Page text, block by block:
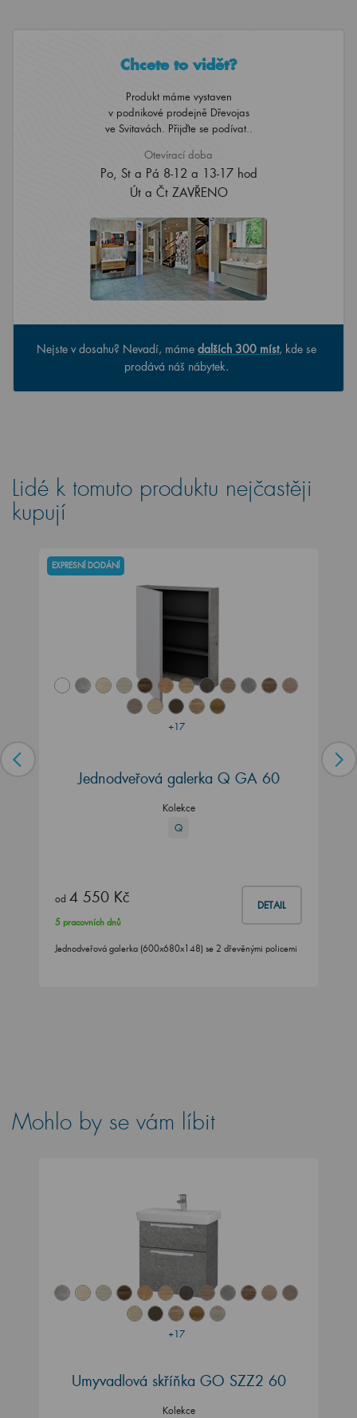
Chcete to vidět?
Produkt máme vystaven
v podnikové prodejně Dřevojas
ve Svitavách. Přijďte se podívat..
Otevírací doba
Po, St a Pá 8-12 a 13-17 hod
Út a Čt ZAVŘENO
Nejste v dosahu? Nevadí, máme dalších 300 míst, kde se
prodává náš nábytek.
Lidé k tomuto produktu nejčastěji
kupují
+17
EXPRESNÍ DODÁNÍ
Jednodveřová galerka Q GA 60
Kolekce
Q
od 4 550 Kč DETAIL
5 pracovních dnů
Jednodveřová galerka (600x680x148) se 2 dřevěnými policemi
Mohlo by se vám líbit
+17
Umyvadlová skříňka GO SZZ2 60
Kolekce